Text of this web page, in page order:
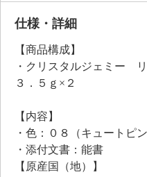
＜配合／無配合表示＞
無香料※香りが無いという
仕様・詳細
【商品構成】
・クリスタルジェミー
３．５ｇ×２
【内容】
・色：０８（キュートピン
・添付文書：能書
【原産国（地）】